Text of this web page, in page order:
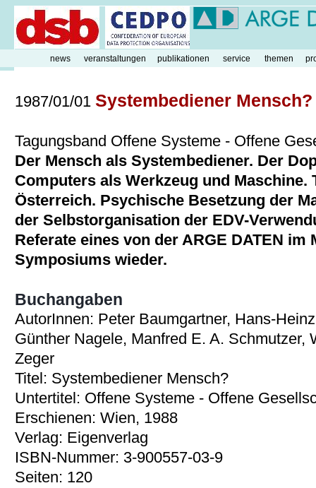
1987/01/01 Systembediener Mensch?
Tagungsband Offene Systeme - Offene
Der Mensch als Systembediener. Der
Computers als Werkzeug und Maschine.
Österreich. Psychische Besetzung der
der Selbstorganisation der EDV-
Referate eines von der ARGE DATEN im
Symposiums wieder.
Buchangaben
AutorInnen: Peter Baumgartner, Hans-
Günther Nagele, Manfred E. A. Schmutzer,
Zeger
Titel: Systembediener Mensch?
Untertitel: Offene Systeme - Offene
Erschienen: Wien, 1988
Verlag: Eigenverlag
ISBN-Nummer: 3-900557-03-9
Seiten: 120
news veranstaltungen publikationen service themen